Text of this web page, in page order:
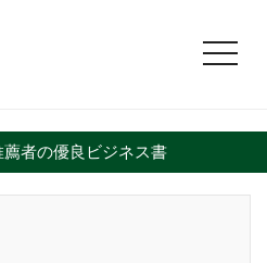
者の優良ビジネス書